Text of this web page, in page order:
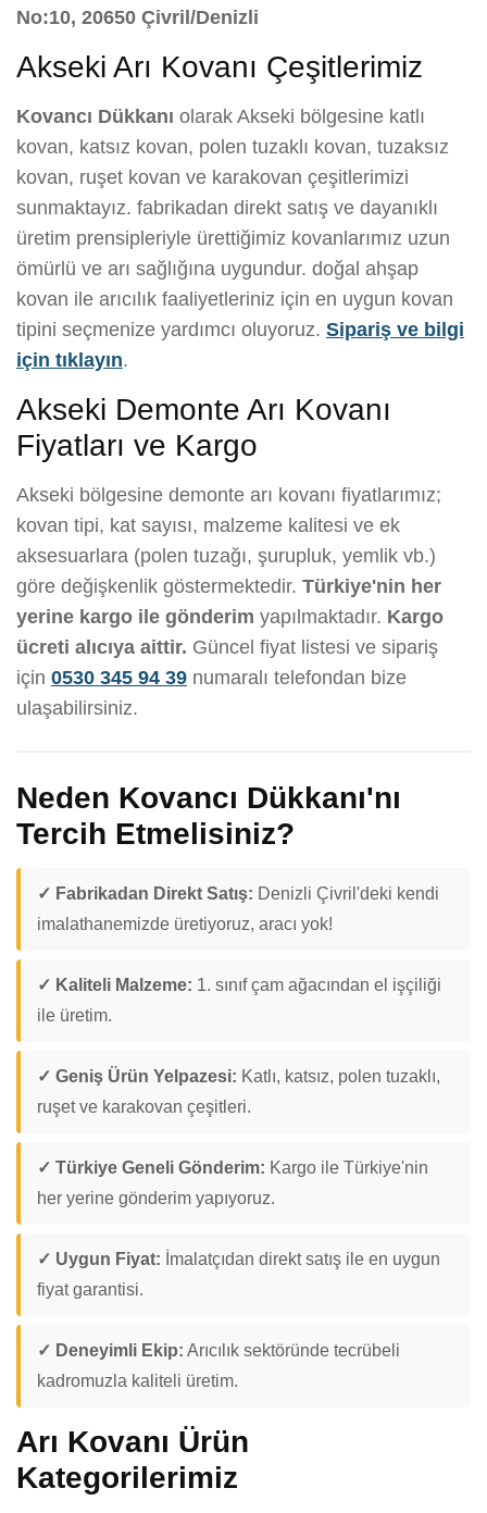
No:10, 20650 Çivril/Denizli
Akseki Arı Kovanı Çeşitlerimiz
Kovancı Dükkanı olarak Akseki bölgesine katlı
kovan, katsız kovan, polen tuzaklı kovan, tuzaksız
kovan, ruşet kovan ve karakovan çeşitlerimizi
sunmaktayız. fabrikadan direkt satış ve dayanıklı
üretim prensipleriyle ürettiğimiz kovanlarımız uzun
ömürlü ve arı sağlığına uygundur. doğal ahşap
kovan ile arıcılık faaliyetleriniz için en uygun kovan
tipini seçmenize yardımcı oluyoruz. Sipariş ve bilgi
için tıklayın.
Akseki Demonte Arı Kovanı
Fiyatları ve Kargo
Akseki bölgesine demonte arı kovanı fiyatlarımız;
kovan tipi, kat sayısı, malzeme kalitesi ve ek
aksesuarlara (polen tuzağı, şurupluk, yemlik vb.)
göre değişkenlik göstermektedir. Türkiye'nin her
yerine kargo ile gönderim yapılmaktadır. Kargo
ücreti alıcıya aittir. Güncel fiyat listesi ve sipariş
için 0530 345 94 39 numaralı telefondan bize
ulaşabilirsiniz.
Neden Kovancı Dükkanı'nı
Tercih Etmelisiniz?
✓ Fabrikadan Direkt Satış: Denizli Çivril'deki kendi
imalathanemizde üretiyoruz, aracı yok!
✓ Kaliteli Malzeme: 1. sınıf çam ağacından el işçiliği
ile üretim.
✓ Geniş Ürün Yelpazesi: Katlı, katsız, polen tuzaklı,
ruşet ve karakovan çeşitleri.
✓ Türkiye Geneli Gönderim: Kargo ile Türkiye'nin
her yerine gönderim yapıyoruz.
✓ Uygun Fiyat: İmalatçıdan direkt satış ile en uygun
fiyat garantisi.
✓ Deneyimli Ekip: Arıcılık sektöründe tecrübeli
kadromuzla kaliteli üretim.
Arı Kovanı Ürün
Kategorilerimiz